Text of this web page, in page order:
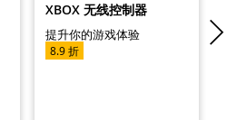
XBOX 无线控制器
提升你的游戏体验
8.9 折